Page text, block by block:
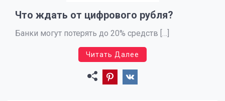
Что ждать от цифрового рубля?
Банки могут потерять до 20% средств […]
Читать Далее